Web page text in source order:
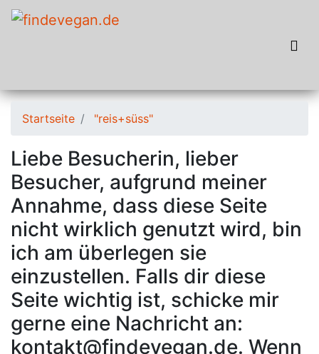
Startseite "reis+süss"
Liebe Besucherin, lieber
Besucher, aufgrund meiner
Annahme, dass diese Seite
nicht wirklich genutzt wird, bin
ich am überlegen sie
einzustellen. Falls dir diese
Seite wichtig ist, schicke mir
gerne eine Nachricht an:
kontakt@findevegan.de. Wenn